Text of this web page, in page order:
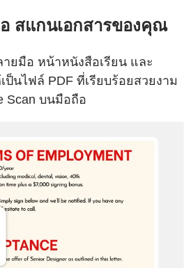
อ สแกนเอกสารของคุณ
ยมือ หน้าหนังสือเรียน และ
นไฟล์ PDF ที่เรียบร้อยสวยงาม
Scan บนมือถือ